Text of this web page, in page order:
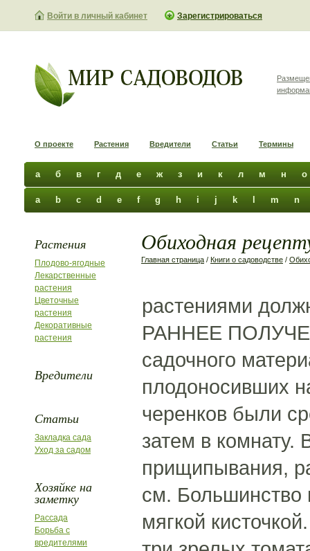
Войти в личный кабинет Зарегистрироваться
О проекте Растения Вредители Статьи Термины
а б в г д е ж з и к л м н о
a b c d e f g h i j k m n
Растения
Плодово-ягодные
Лекарственные
растения
Цветочные
растения
Декоративные
растения
Вредители
Статьи
Закладка сада
Уход за садом
Хозяйке на
заметку
Рассада
Борьба с
вредителями
Обиходная
Главная страница / Книги о садоводстве /
растениями
РАННЕЕ
садочного
плодоносивших
черенков были
затем в комнату.
прищипывания,
см. Большинство
мягкой